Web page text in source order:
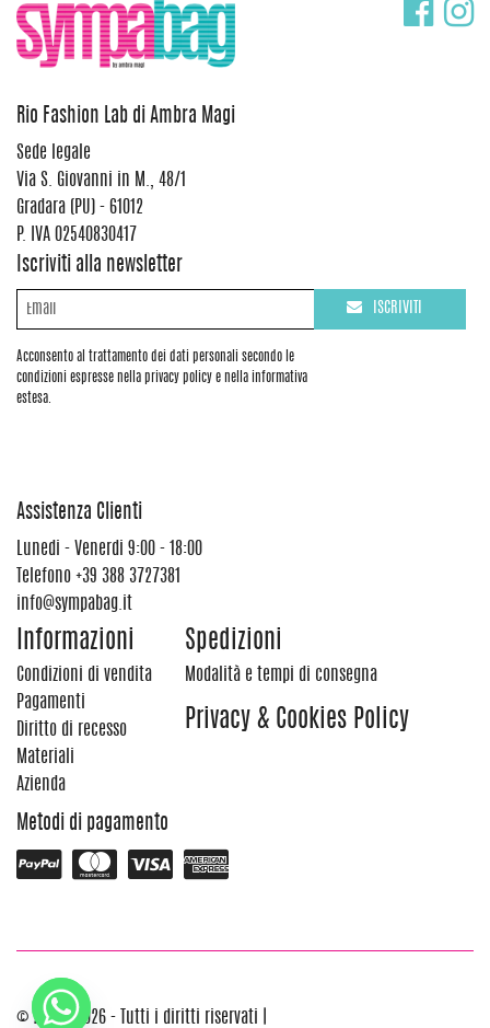
Rio Fashion Lab di Ambra Magi
Sede legale
Via S. Giovanni in M., 48/1
Gradara (PU) - 61012
P. IVA 02540830417
Iscriviti alla newsletter
Acconsento al trattamento dei dati personali secondo le
condizioni espresse nella privacy policy e nella informativa
estesa.
ISCRIVITI
Assistenza Clienti
Lunedi - Venerdi 9:00 - 18:00
Telefono +39 388 3727381
info@sympabag.it
Informazioni
Condizioni di vendita
Pagamenti
Diritto di recesso
Materiali
Azienda
Spedizioni
Modalità e tempi di consegna
Privacy & Cookies Policy
Metodi di pagamento
© 2012 - 2026 - Tutti i diritti riservati |